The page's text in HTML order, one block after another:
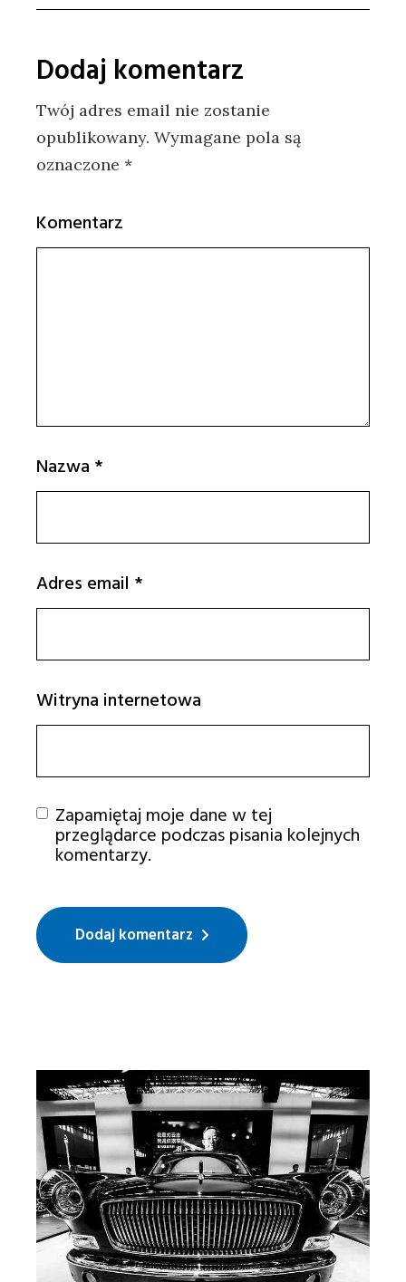
Dodaj komentarz
Twój adres email nie zostanie
opublikowany. Wymagane pola są
oznaczone*
Komentarz
Nazwa *
Adres email *
Witryna internetowa
Zapamiętaj moje dane w tej
przeglądarce podczas pisania kolejnych
komentarzy.
Dodaj komentarz